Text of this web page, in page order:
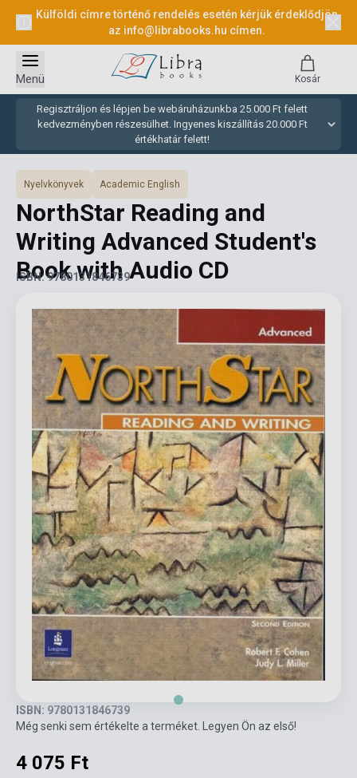
Külföldi címre történő rendelés esetén kérjük érdeklődjön
az info@librabooks.hu címen.
Regisztráljon és lépjen be webáruházunkba 25.000 Ft felett
kedvezményben részesülhet. Ingyenes kiszállítás 20.000 Ft
értékhatár felett!
Menü Kosár
Nyelvkönyvek Academic English
NorthStar Reading and
Writing Advanced Student's
Book with Audio CD
ISBN: 9780131846739
ISBN: 9780131846739
Még senki sem értékelte a terméket. Legyen Ön az első!
4 075 Ft